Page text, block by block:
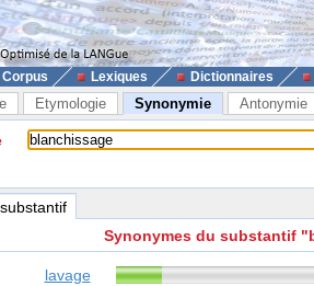
Corpus Lexiques Dictionnaires
Etymologie Synonymie Antonymie
, substantif
Synonymes du substantif
lavage